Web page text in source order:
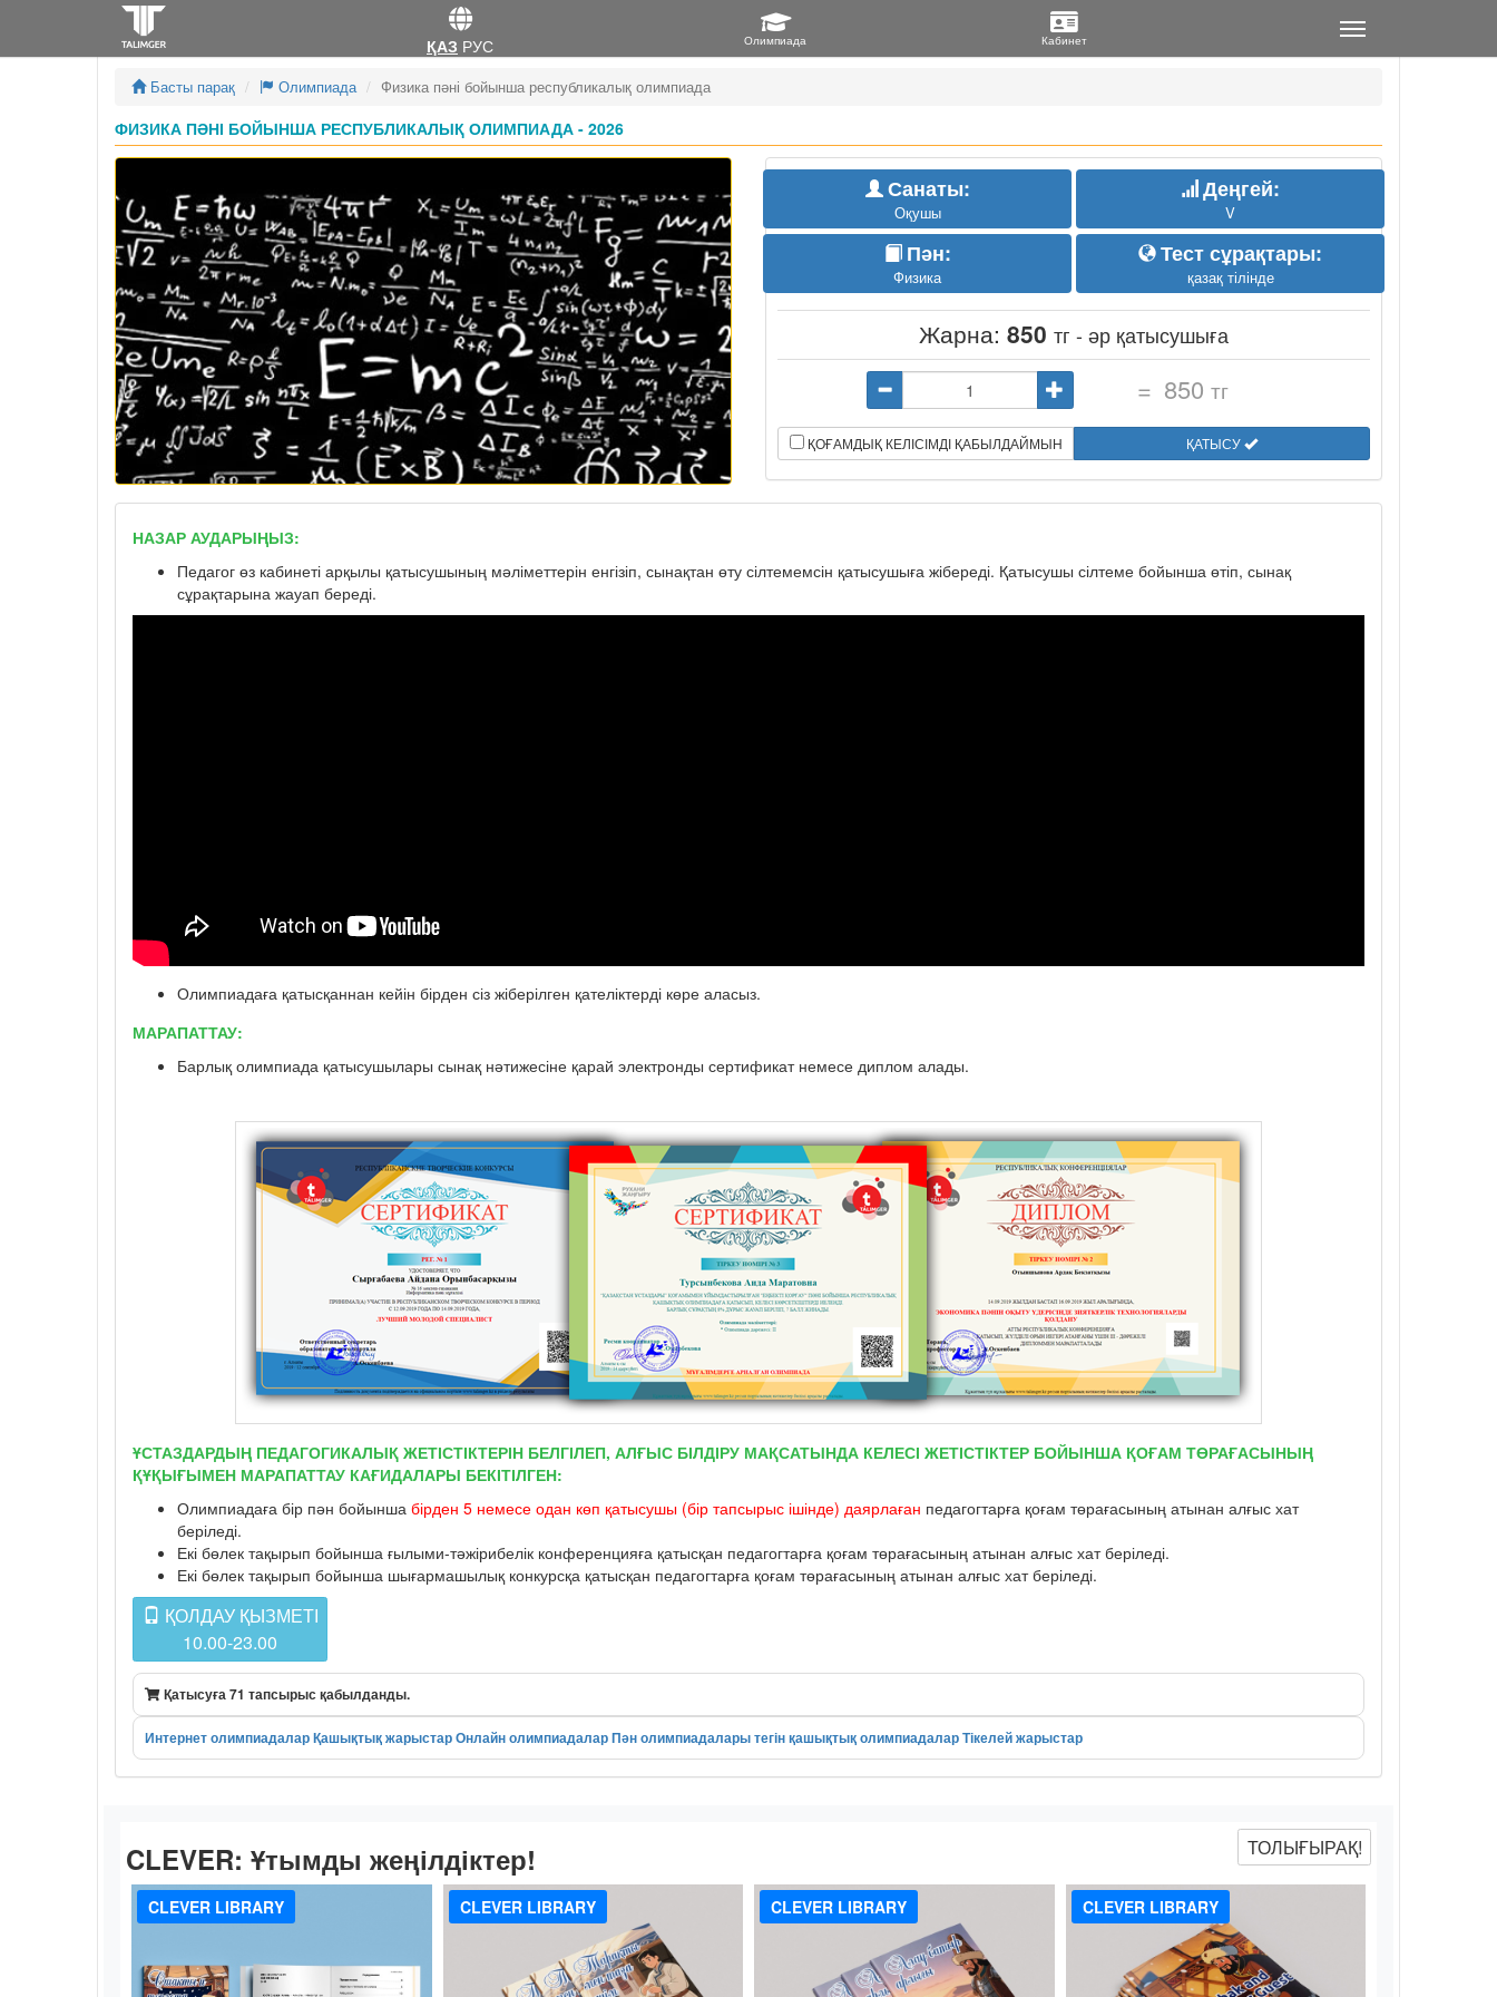
Басты парақ Олимпиада Физика пәні бойынша республикалық олимпиада
ФИЗИКА ПӘНІ БОЙЫНША РЕСПУБЛИКАЛЫҚ ОЛИМПИАДА - 2026
Санаты:
Оқушы
Деңгей:
V
Пән:
Физика
Тест сұрақтары:
қазақ тілінде
Жарна: 850 тг - әр қатысушыға
= 850 тг
ҚОҒАМДЫҚ КЕЛІСІМДІ ҚАБЫЛДАЙМЫН ҚАТЫСУ
НАЗАР АУДАРЫҢЫЗ:
Педагог өз кабинеті арқылы қатысушының мәліметтерін енгізіп, сынақтан өту сілтемемсін қатысушыға жібереді. Қатысушы сілтеме бойынша өтіп, сынақ
сұрақтарына жауап береді.
Олимпиадаға қатысқаннан кейін бірден сіз жіберілген қателіктерді көре аласыз.
МАРАПАТТАУ:
Барлық олимпиада қатысушылары сынақ нәтижесіне қарай электронды сертификат немесе диплом алады.
ҰСТАЗДАРДЫҢ ПЕДАГОГИКАЛЫҚ ЖЕТІСТІКТЕРІН БЕЛГІЛЕП, АЛҒЫС БІЛДІРУ МАҚСАТЫНДА КЕЛЕСІ ЖЕТІСТІКТЕР БОЙЫНША ҚОҒАМ ТӨРАҒАСЫНЫҢ
ҚҰҚЫҒЫМЕН МАРАПАТТАУ КАҒИДАЛАРЫ БЕКІТІЛГЕН:
Олимпиадаға бір пән бойынша бірден 5 немесе одан көп қатысушы (бір тапсырыс ішінде) даярлаған педагогтарға қоғам төрағасының атынан алғыс хат
беріледі.
Екі бөлек тақырып бойынша ғылыми-тәжірибелік конференцияға қатысқан педагогтарға қоғам төрағасының атынан алғыс хат беріледі.
Екі бөлек тақырып бойынша шығармашылық конкурсқа қатысқан педагогтарға қоғам төрағасының атынан алғыс хат беріледі.
ҚОЛДАУ ҚЫЗМЕТІ
10.00-23.00
Қатысуға 71 тапсырыс қабылданды.
Интернет олимпиадаларҚашықтық жарыстарОнлайн олимпиадаларПән олимпиадаларытегін қашықтық олимпиадаларТікелей жарыстар
CLEVER: Ұтымды жеңілдіктер! ТОЛЫҒЫРАҚ!
CLEVER LIBRARY CLEVER LIBRARY CLEVER LIBRARY CLEVER LIBRARY
ҚАЗ РУС